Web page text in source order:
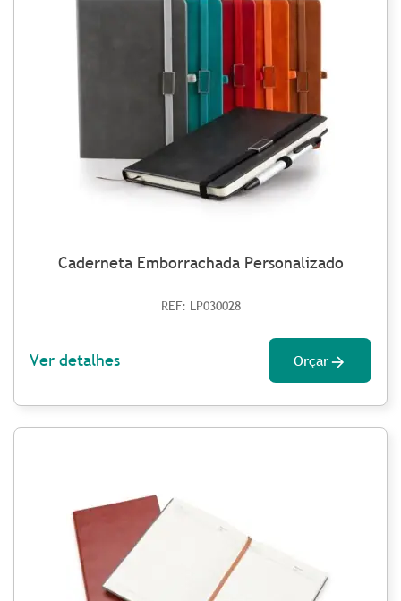
Caderneta Emborrachada Personalizado
REF: LP030028
Ver detalhes Orçar